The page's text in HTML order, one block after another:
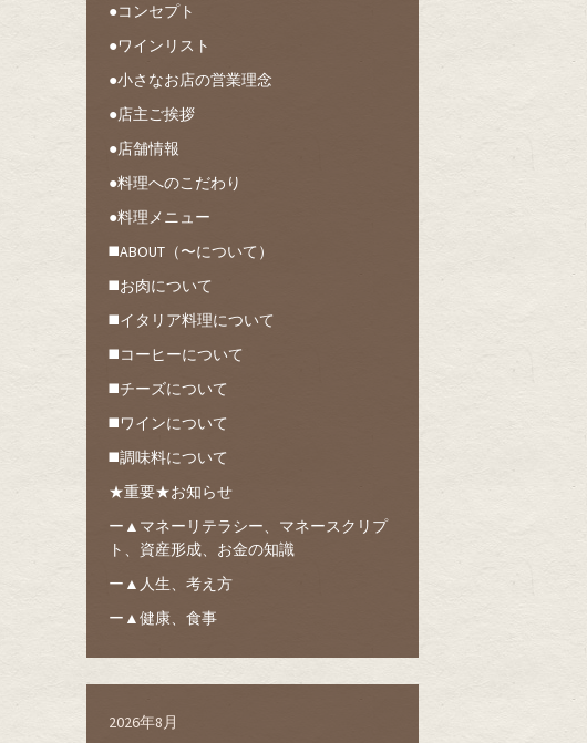
●コンセプト
●ワインリスト
●小さなお店の営業理念
●店主ご挨拶
●店舗情報
●料理へのこだわり
●料理メニュー
◼️ABOUT（〜について）
◼️お肉について
◼️イタリア料理について
◼️コーヒーについて
◼️チーズについて
◼️ワインについて
◼️調味料について
★重要★お知らせ
ー▲マネーリテラシー、マネースクリプ
ト、資産形成、お金の知識
ー▲人生、考え方
ー▲健康、食事
2026年8月